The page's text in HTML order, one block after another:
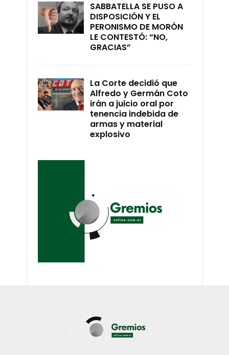
SABBATELLA SE PUSO A
DISPOSICIÓN Y EL
PERONISMO DE MORÓN
LE CONTESTÓ: “NO,
GRACIAS”
La Corte decidió que
Alfredo y Germán Coto
irán a juicio oral por
tenencia indebida de
armas y material
explosivo